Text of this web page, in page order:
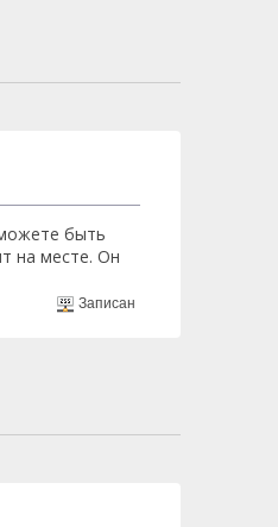
быть
на месте. Он
Записан